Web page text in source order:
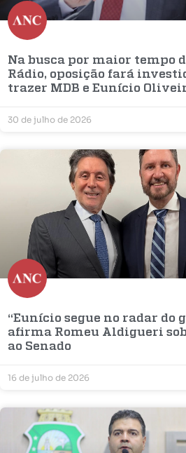
Na busca por maior tempo
Rádio, oposição fará
trazer MDB e Eunício
30 de julho de 2026
“Eunício segue no radar do
afirma Romeu Aldigueri
ao Senado
16 de julho de 2026